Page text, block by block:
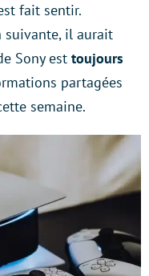
fait sentir.
suivante, il aurait
Sony est toujours
partagées
semaine.